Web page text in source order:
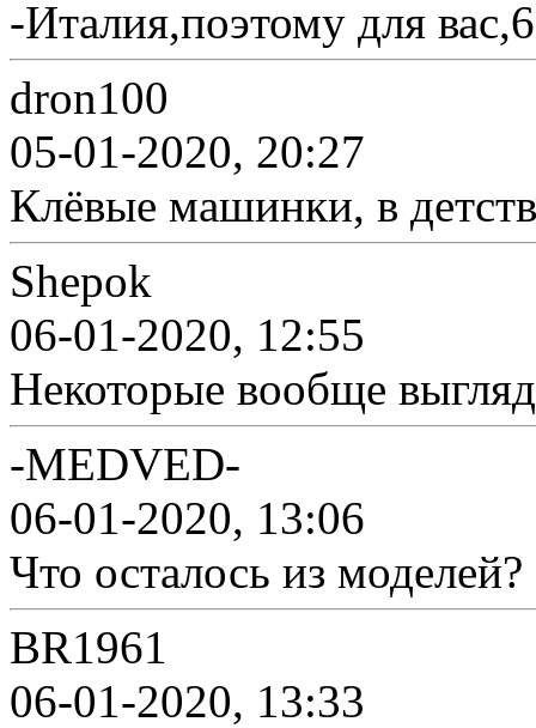
-Италия,поэтому для
dron100
05-01-2020, 20:27
Клёвые машинки, в
Shepok
06-01-2020, 12:55
Некоторые вообще
-MEDVED-
06-01-2020, 13:06
Что осталось из моделей?
BR1961
06-01-2020, 13:33